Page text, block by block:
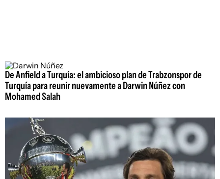
De Anfield a Turquía: el ambicioso plan de Trabzonspor de
Turquía para reunir nuevamente a Darwin Núñez con
Mohamed Salah